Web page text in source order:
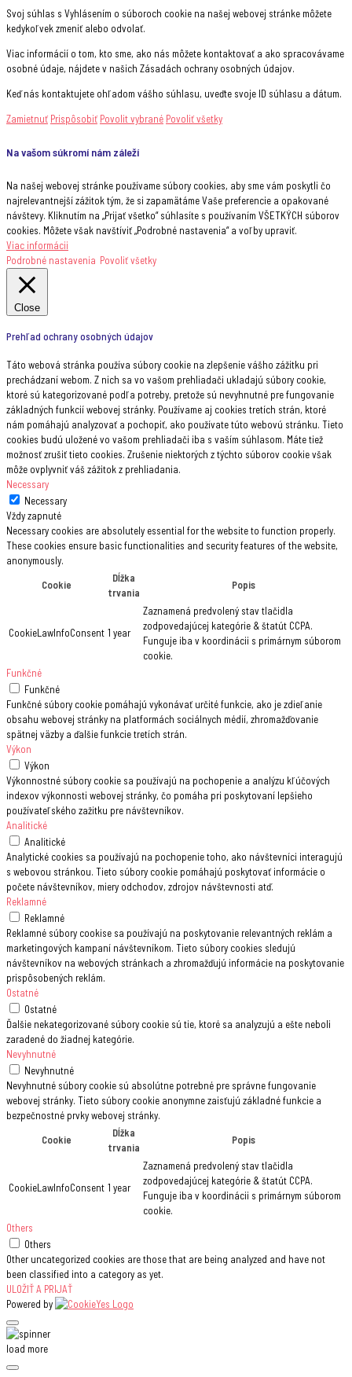
Svoj súhlas s Vyhlásením o súboroch cookie na našej webovej stránke môžete
kedykoľvek zmeniť alebo odvolať.
Viac informácií o tom, kto sme, ako nás môžete kontaktovať a ako spracovávame
osobné údaje, nájdete v našich Zásadách ochrany osobných údajov.
Keď nás kontaktujete ohľadom vášho súhlasu, uveďte svoje ID súhlasu a dátum.
Zamietnuť Prispôsobiť Povolit vybrané Povoliť všetky
Na vašom súkromí nám záleží
Na našej webovej stránke používame súbory cookies, aby sme vám poskytli čo
najrelevantnejší zážitok tým, že si zapamätáme Vaše preferencie a opakované
návštevy. Kliknutím na „Prijať všetko“ súhlasíte s používaním VŠETKÝCH súborov
cookies. Môžete však navštíviť „Podrobné nastavenia“ a voľby upraviť.
Viac informácii
Podrobné nastavenia Povoliť všetky
Close
Prehľad ochrany osobných údajov
Táto webová stránka používa súbory cookie na zlepšenie vášho zážitku pri
prechádzaní webom. Z nich sa vo vašom prehliadači ukladajú súbory cookie,
ktoré sú kategorizované podľa potreby, pretože sú nevyhnutné pre fungovanie
základných funkcií webovej stránky. Používame aj cookies tretích strán, ktoré
nám pomáhajú analyzovať a pochopiť, ako používate túto webovú stránku. Tieto
cookies budú uložené vo vašom prehliadači iba s vaším súhlasom. Máte tiež
možnosť zrušiť tieto cookies. Zrušenie niektorých z týchto súborov cookie však
môže ovplyvniť váš zážitok z prehliadania.
Necessary
Necessary
Vždy zapnuté
Necessary cookies are absolutely essential for the website to function properly.
These cookies ensure basic functionalities and security features of the website,
anonymously.
Cookie
Dĺžka
trvania
Popis
CookieLawInfoConsent 1 year
Zaznamená predvolený stav tlačidla
zodpovedajúcej kategórie & štatút CCPA.
Funguje iba v koordinácii s primárnym súborom
cookie.
Funkčné
Funkčné
Funkčné súbory cookie pomáhajú vykonávať určité funkcie, ako je zdieľanie
obsahu webovej stránky na platformách sociálnych médií, zhromažďovanie
spätnej väzby a ďalšie funkcie tretích strán.
Výkon
Výkon
Výkonnostné súbory cookie sa používajú na pochopenie a analýzu kľúčových
indexov výkonnosti webovej stránky, čo pomáha pri poskytovaní lepšieho
používateľského zažitku pre návštevníkov.
Analitické
Analitické
Analytické cookies sa používajú na pochopenie toho, ako návštevníci interagujú
s webovou stránkou. Tieto súbory cookie pomáhajú poskytovať informácie o
počete návštevníkov, miery odchodov, zdrojov návštevnosti atď.
Reklamné
Reklamné
Reklamné súbory cookise sa používajú na poskytovanie relevantných reklám a
marketingových kampaní návštevníkom. Tieto súbory cookies sledujú
návštevníkov na webových stránkach a zhromažďujú informácie na poskytovanie
prispôsobených reklám.
Ostatné
Ostatné
Ďalšie nekategorizované súbory cookie sú tie, ktoré sa analyzujú a ešte neboli
zaradené do žiadnej kategórie.
Nevyhnutné
Nevyhnutné
Nevyhnutné súbory cookie sú absolútne potrebné pre správne fungovanie
webovej stránky. Tieto súbory cookie anonymne zaisťujú základné funkcie a
bezpečnostné prvky webovej stránky.
Cookie
Dĺžka
trvania
Popis
CookieLawInfoConsent 1 year
Zaznamená predvolený stav tlačidla
zodpovedajúcej kategórie & štatút CCPA.
Funguje iba v koordinácii s primárnym súborom
cookie.
Others
Others
Other uncategorized cookies are those that are being analyzed and have not
been classified into a category as yet.
ULOŽIŤ A PRIJAŤ
Powered by
load more